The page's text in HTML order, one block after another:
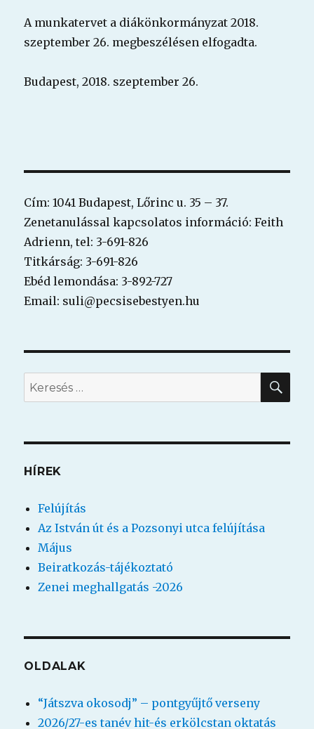
A munkatervet a diákönkormányzat 2018.
szeptember 26. megbeszélésen elfogadta.
Budapest, 2018. szeptember 26.
Cím: 1041 Budapest, Lőrinc u. 35 – 37.
Zenetanulással kapcsolatos információ: Feith
Adrienn, tel: 3-691-826
Titkárság: 3-691-826
Ebéd lemondása: 3-892-727
Email: suli@pecsisebestyen.hu
Keresés
a
kifejezésre:
HÍREK
Felújítás
Az István út és a Pozsonyi utca felújítása
Május
Beiratkozás-tájékoztató
Zenei meghallgatás -2026
OLDALAK
“Játszva okosodj” – pontgyűjtő verseny
2026/27-es tanév hit-és erkölcstan oktatás